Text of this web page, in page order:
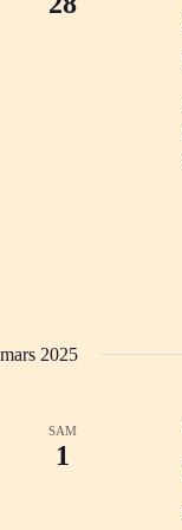
mars 2025
SAM
1